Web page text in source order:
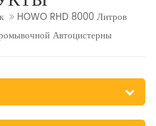
HOWO RHD 8000 Литров
Автоцистерны